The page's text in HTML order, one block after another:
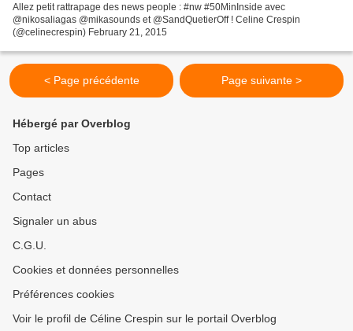
Allez petit rattrapage des news people : #nw #50MinInside avec
@nikosaliagas @mikasounds et @SandQuetierOff ! Celine Crespin
(@celinecrespin) February 21, 2015
< Page précédente Page suivante >
Hébergé par Overblog
Top articles
Pages
Contact
Signaler un abus
C.G.U.
Cookies et données personnelles
Préférences cookies
Voir le profil de Céline Crespin sur le portail Overblog